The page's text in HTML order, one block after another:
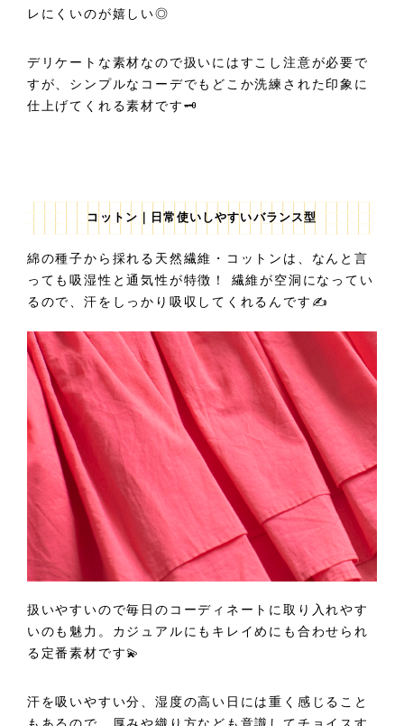
レにくいのが嬉しい◎
デリケートな素材なので扱いにはすこし注意が必要で
すが、シンプルなコーデでもどこか洗練された印象に
仕上げてくれる素材です🗝️
コットン｜日常使いしやすいバランス型
綿の種子から採れる天然繊維・コットンは、なんと言
っても吸湿性と通気性が特徴！ 繊維が空洞になってい
るので、汗をしっかり吸収してくれるんです✍️
扱いやすいので毎日のコーディネートに取り入れやす
いのも魅力。カジュアルにもキレイめにも合わせられ
る定番素材です💫
汗を吸いやすい分、湿度の高い日には重く感じること